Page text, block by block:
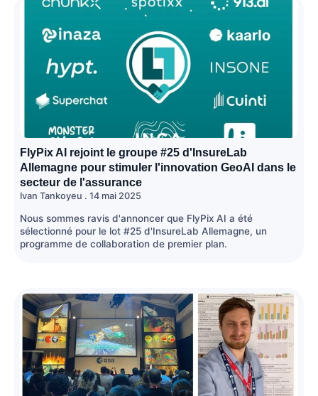
FlyPix AI rejoint le groupe #25 d'InsureLab
Allemagne pour stimuler l'innovation GeoAI dans le
secteur de l'assurance
Ivan Tankoyeu 14 mai 2025
Nous sommes ravis d'annoncer que FlyPix AI a été
sélectionné pour le lot #25 d'InsureLab Allemagne, un
programme de collaboration de premier plan.